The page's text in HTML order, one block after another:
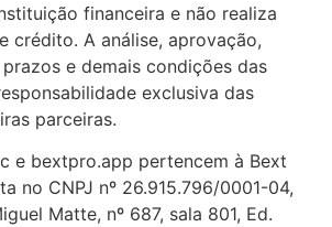
financeira e não realiza
crédito. A análise, aprovação,
e demais condições das
exclusiva das
parceiras.
e bextpro.app pertencem à Bext
no CNPJ nº 26.915.796/0001-04,
Matte, nº 687, sala 801, Ed.